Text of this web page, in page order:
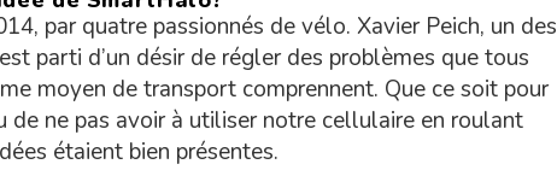
par quatre passionnés de vélo. Xavier Peich, un des
parti d’un désir de régler des problèmes que tous
moyen de transport comprennent. Que ce soit pour
de ne pas avoir à utiliser notre cellulaire en roulant
étaient bien présentes.